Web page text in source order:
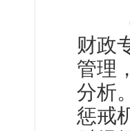
（
财政
管理
分析
惩戒